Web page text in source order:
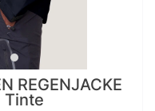
REGENJACKE
Tinte